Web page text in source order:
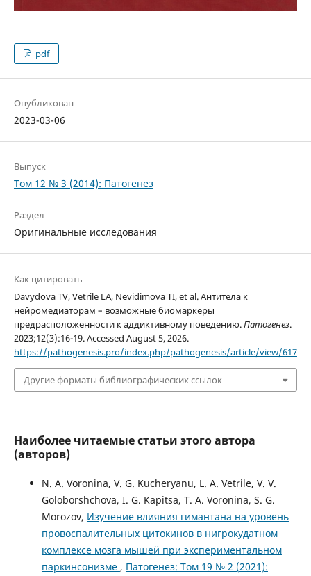
pdf
Опубликован
2023-03-06
Выпуск
Том 12 № 3 (2014): Патогенез
Раздел
Оригинальные исследования
Как цитировать
Davydova TV, Vetrile LA, Nevidimova TI, et al. Антитела к
нейромедиаторам – возможные биомаркеры
предрасположенности к аддиктивному поведению.Патогенез.
2023;12(3):16-19. Accessed August 5, 2026.
https://pathogenesis.pro/index.php/pathogenesis/article/view/617
Другие форматы библиографических ссылок
Наиболее читаемые статьи этого автора
(авторов)
N. A. Voronina, V. G. Kucheryanu, L. A. Vetrile, V. V.
Goloborshchova, I. G. Kapitsa, T. A. Voronina, S. G.
Morozov, Изучение влияния гимантана на уровень
провоспалительных цитокинов в нигрокудатном
комплексе мозга мышей при экспериментальном
паркинсонизме , Патогенез: Том 19 № 2 (2021):